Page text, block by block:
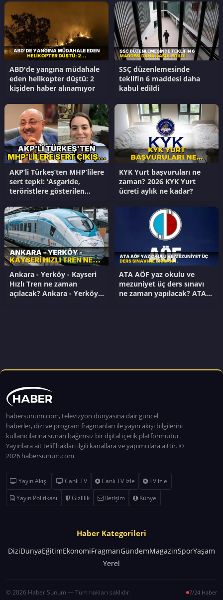
ABD'de yangına müdahale
eden helikopter düştü: 2
kişiden haber alınamıyor
SSÇ düzenlemesinde
teklifin 6 maddesi daha
kabul edildi
AKP’li Türkeş’ten MHP’lilere
sert tepki: ‘Asgaride,
teröristlere gösterilen
KYK Yurt başvuruları ne
zaman? 2026 KYK Yurt
ücreti aylık ne kadar?
Ankara - Yerköy - Kayseri
Hızlı Tren ne zaman
açılacak? Ankara - Yerköy -
ATA AÖF yaz okulu ve
mezuniyet üç ders sınavı
ne zaman yapılacak? ATA
habersunum.com, televizyon dünyasına dair güncel
haberler, dizi ve program fragmanları ile yayın akışı bilgilerini
kullanıcılarına sunan bağımsız bir dijital içerik platformudur.
Yayınlara ait telif hakları ilgili kanallara ve yapımcılara aittir. ©
2026 habersunum.com
Yayın Akışı Canlı TV Canlı TV izle
TV izle
Yayın Politikası
Gizlilik İletişim Künye
Haber Kategorileri
DiziDünyaEğitimEkonomiFragmanGündemMagazinSporYaşam
Yerel
© 2026 Haber Sunum — Tüm hakları saklıdır. 7/24 Haber